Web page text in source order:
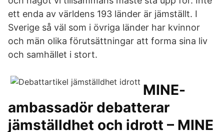
ett enda av världens 193 länder är jämställt. I
Sverige så väl som i övriga länder har kvinnor
och män olika förutsättningar att forma sina liv
och samhället i stort.
MINE-
ambassadör debatterar
jämställdhet och idrott – MINE